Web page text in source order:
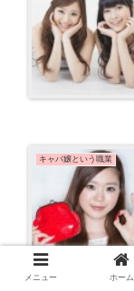
キャバ嬢という職業
メニュー ホーム